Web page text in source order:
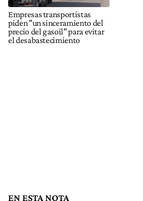
Empresas transportistas
piden "un sinceramiento del
precio del gasoil" para evitar
el desabastecimiento
EN ESTA NOTA